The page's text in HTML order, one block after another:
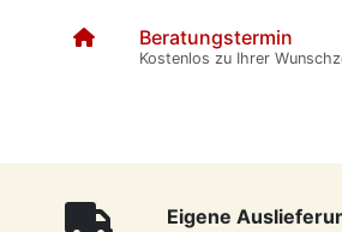
Beratungstermin
Kostenlos zu Ihrer
Eigene